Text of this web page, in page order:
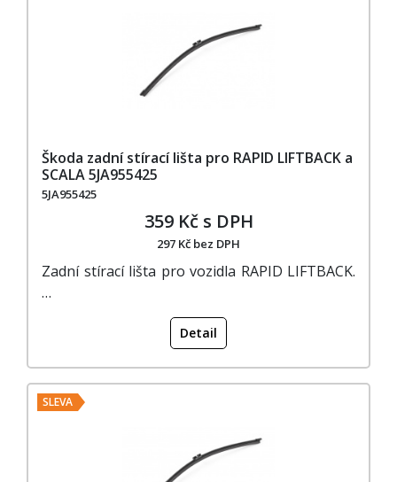
Škoda zadní stírací lišta pro RAPID LIFTBACK a
SCALA 5JA955425
5JA955425
359 Kč s DPH
297 Kč bez DPH
Zadní stírací lišta pro vozidla RAPID LIFTBACK.
…
Detail
SLEVA